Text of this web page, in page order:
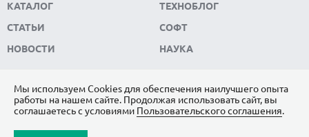
КАТАЛОГ
СТАТЬИ
НОВОСТИ
ТЕХНОБЛОГ
СОФТ
НАУКА
ПОДПИШИТЕСЬ НА НАС
ЯНДЕКС.ДЗЕН
Мы используем Сookies для обеспечения наилучшего опыта
работы на нашем сайте. Продолжая использовать сайт, вы
соглашаетесь с условиями Пользовательского соглашения.